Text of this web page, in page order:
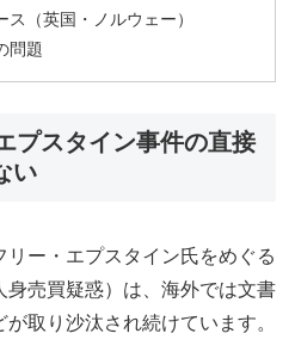
（英国・ノルウェー）
問題
プスタイン事件の直接
い
ー・エプスタイン氏をめぐる
身売買疑惑）は、海外では文書
取り沙汰され続けています。